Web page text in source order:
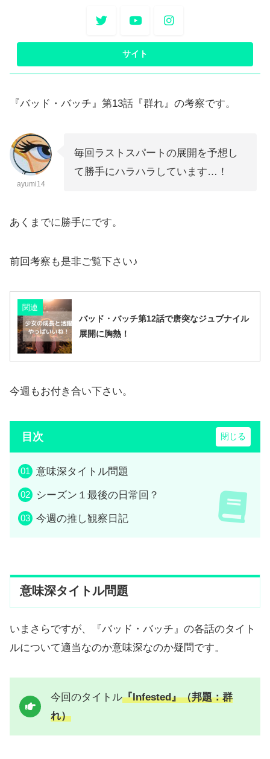
『バッド・バッチ』第13話『群れ』の考察です。
ayumi14
毎回ラストスパートの展開を予想し
て勝手にハラハラしています…！
あくまでに勝手にです。
前回考察も是非ご覧下さい♪
関連
バッド・バッチ第12話で唐突なジュブナイル
展開に胸熱！
今週もお付き合い下さい。
目次
意味深タイトル問題
シーズン１最後の日常回？
今週の推し観察日記
意味深タイトル問題
いまさらですが、『バッド・バッチ』の各話のタイト
ルについて適当なのか意味深なのか疑問です。
今回のタイトル『Infested』（邦題：群
れ）